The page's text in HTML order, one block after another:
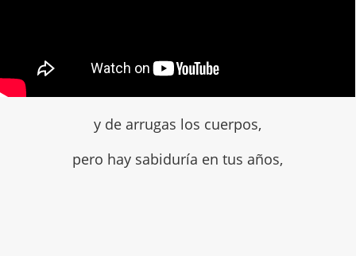
y de arrugas los cuerpos,
pero hay sabiduría en tus años,